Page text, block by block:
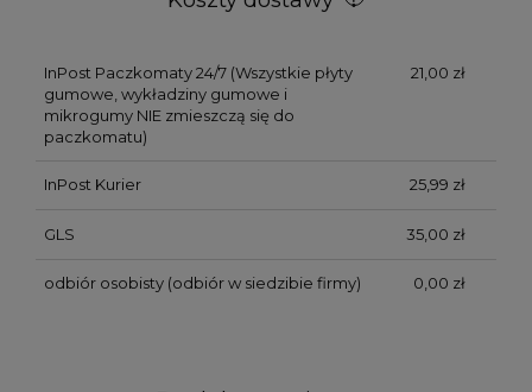
InPost Paczkomaty 24/7(Wszystkie płyty
gumowe, wykładziny gumowe i
mikrogumy NIE zmieszczą się do
paczkomatu)
21,00 zł
InPost Kurier 25,99 zł
GLS 35,00 zł
odbiór osobisty(odbiór w siedzibie firmy) 0,00 zł